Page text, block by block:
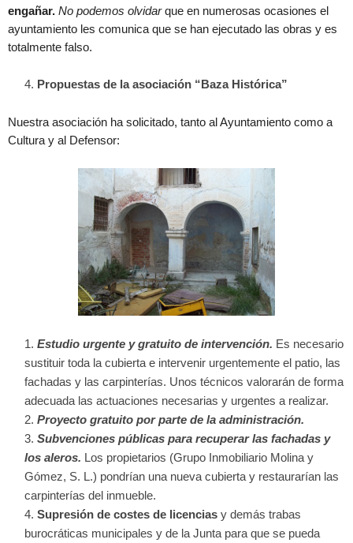
engañar. No podemos olvidarque en numerosas ocasiones el
ayuntamiento les comunica que se han ejecutado las obras y es
totalmente falso.
Propuestas de la asociación “Baza Histórica”
Nuestra asociación ha solicitado, tanto al Ayuntamiento como a
Cultura y al Defensor:
Estudio urgente y gratuito de intervención. Es necesario
sustituir toda la cubierta e intervenir urgentemente el patio, las
fachadas y las carpinterías. Unos técnicos valorarán de forma
adecuada las actuaciones necesarias y urgentes a realizar.
Proyecto gratuito por parte de la administración.
Subvenciones públicas para recuperar las fachadas y
los aleros. Los propietarios (Grupo Inmobiliario Molina y
Gómez, S. L.) pondrían una nueva cubierta y restaurarían las
carpinterías del inmueble.
Supresión de costes de licencias y demás trabas
burocráticas municipales y de la Junta para que se pueda